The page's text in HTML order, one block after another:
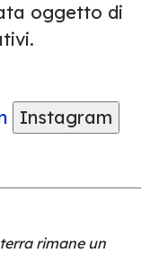
oggetto di
Instagram
rimane un